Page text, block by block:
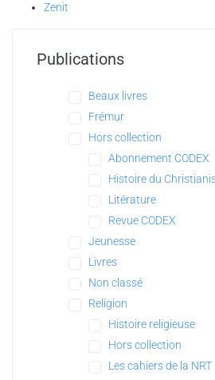
Zenit
Publications
Beaux livres
Frémur
Hors collection
Abonnement CODEX
Histoire du
Litérature
Revue CODEX
Jeunesse
Livres
Non classé
Religion
Histoire religieuse
Hors collection
Les cahiers de la NRT